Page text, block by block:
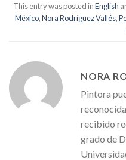
This entry was posted inEnglish
México,Nora Rodríguez Vallés,
NORA
Pintora
recibido
grado de